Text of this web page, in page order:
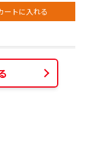
ートに入れる